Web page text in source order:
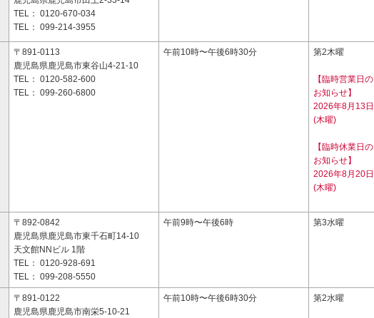
TEL： 0120-670-034
TEL： 099-214-3955
〒891-0113
鹿児島県鹿児島市東谷山4-21-10
TEL： 0120-582-600
TEL： 099-260-6800
午前10時〜午後6時30分 第2木曜
【臨時営業日の
お知らせ】
2026年8月13日
(木曜)
【臨時休業日の
お知らせ】
2026年8月20日
(木曜)
〒892-0842
鹿児島県鹿児島市東千石町14-10
天文館NNビル 1階
TEL： 0120-928-691
TEL： 099-208-5550
午前9時〜午後6時 第3水曜
〒891-0122
鹿児島県鹿児島市南栄5-10-21
午前10時〜午後6時30分 第2水曜